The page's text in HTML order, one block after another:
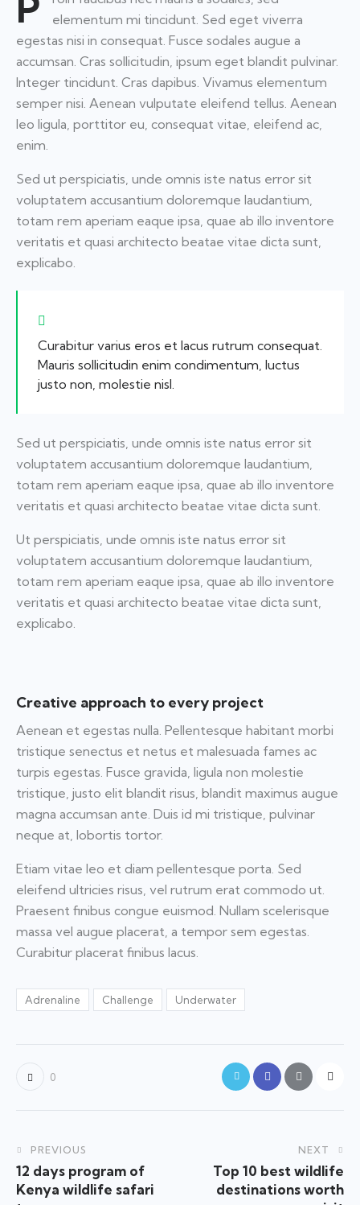
elementum mi tincidunt. Sed eget viverra
egestas nisi in consequat. Fusce sodales augue a
accumsan. Cras sollicitudin, ipsum eget blandit pulvinar.
Integer tincidunt. Cras dapibus. Vivamus elementum
semper nisi. Aenean vulputate eleifend tellus. Aenean
leo ligula, porttitor eu, consequat vitae, eleifend ac,
enim.
Sed ut perspiciatis, unde omnis iste natus error sit
voluptatem accusantium doloremque laudantium,
totam rem aperiam eaque ipsa, quae ab illo inventore
veritatis et quasi architecto beatae vitae dicta sunt,
explicabo.
Curabitur varius eros et lacus rutrum consequat.
Mauris sollicitudin enim condimentum, luctus
justo non, molestie nisl.
Sed ut perspiciatis, unde omnis iste natus error sit
voluptatem accusantium doloremque laudantium,
totam rem aperiam eaque ipsa, quae ab illo inventore
veritatis et quasi architecto beatae vitae dicta sunt.
Ut perspiciatis, unde omnis iste natus error sit
voluptatem accusantium doloremque laudantium,
totam rem aperiam eaque ipsa, quae ab illo inventore
veritatis et quasi architecto beatae vitae dicta sunt,
explicabo.
Creative approach to every project
Aenean et egestas nulla. Pellentesque habitant morbi
tristique senectus et netus et malesuada fames ac
turpis egestas. Fusce gravida, ligula non molestie
tristique, justo elit blandit risus, blandit maximus augue
magna accumsan ante. Duis id mi tristique, pulvinar
neque at, lobortis tortor.
Etiam vitae leo et diam pellentesque porta. Sed
eleifend ultricies risus, vel rutrum erat commodo ut.
Praesent finibus congue euismod. Nullam scelerisque
massa vel augue placerat, a tempor sem egestas.
Curabitur placerat finibus lacus.
Adrenaline Challenge Underwater
0
PREVIOUS
12 days program of
Kenya wildlife safari
NEXT
Top 10 best wildlife
destinations worth